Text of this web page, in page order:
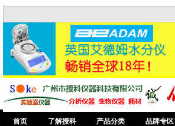
首页 了解授科 产品分类 品牌专区